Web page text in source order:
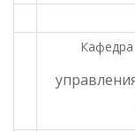
Кафедра